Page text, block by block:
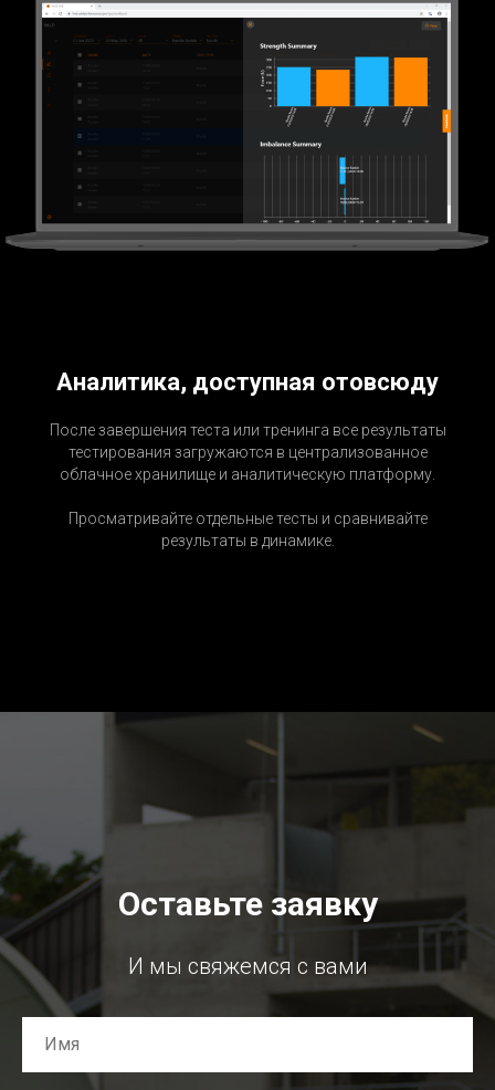
Аналитика, доступная отовсюду
После завершения теста или тренинга все результаты
тестирования загружаются в централизованное
облачное хранилище и аналитическую платформу.
Просматривайте отдельные тесты и сравнивайте
результаты в динамике.
Оставьте заявку
И мы свяжемся с вами